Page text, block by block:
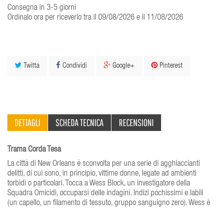
Consegna in 3-5 giorni
Ordinalo ora per riceverlo tra il 09/08/2026 e il 11/08/2026
Twitta Condividi Google+ Pinterest
DETTAGLI SCHEDA TECNICA RECENSIONI
Trama Corda Tesa
La città di New Orleans è sconvolta per una serie di agghiaccianti
delitti, di cui sono, in principio, vittime donne, legate ad ambienti
torbidi o particolari. Tocca a Wess Block, un investigatore della
Squadra Omicidi, occuparsi delle indagini. Indizi pochissimi e labili
(un capello, un filamento di tessuto, gruppo sanguigno zero). Wess è